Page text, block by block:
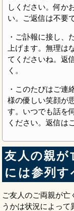
しください。何か
い。ご返信は不要
・ご訃報に接し、
上げます。無理は
てくださいね。返
く。
・このたびはご連
様の優しい笑顔が
す。いつでも話を
ください。返信は
友人の親が
には参列す
ご友人のご両親が
うかは状況によっ